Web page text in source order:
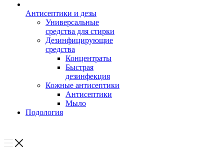
Антисептики и дезы
Универсальные
средства для стирки
Дезинфицирующие
средства
Концентраты
Быстрая
дезинфекция
Кожные антисептики
Антисептики
Мыло
Подология